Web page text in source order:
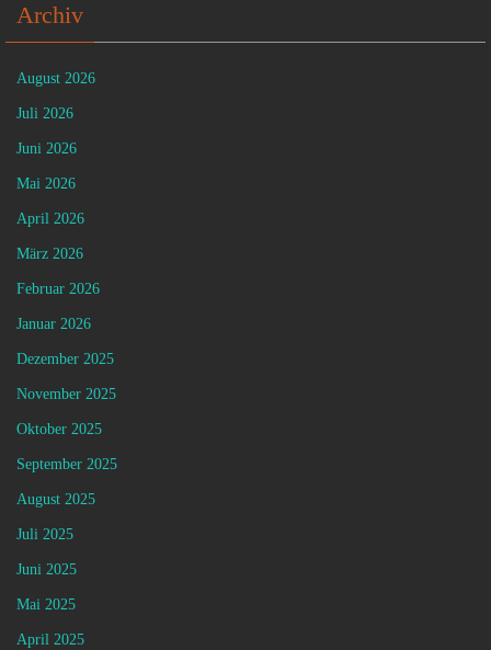
Archiv
August 2026
Juli 2026
Juni 2026
Mai 2026
April 2026
März 2026
Februar 2026
Januar 2026
Dezember 2025
November 2025
Oktober 2025
September 2025
August 2025
Juli 2025
Juni 2025
Mai 2025
April 2025